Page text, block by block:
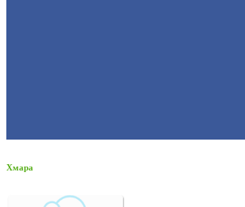
Хмара